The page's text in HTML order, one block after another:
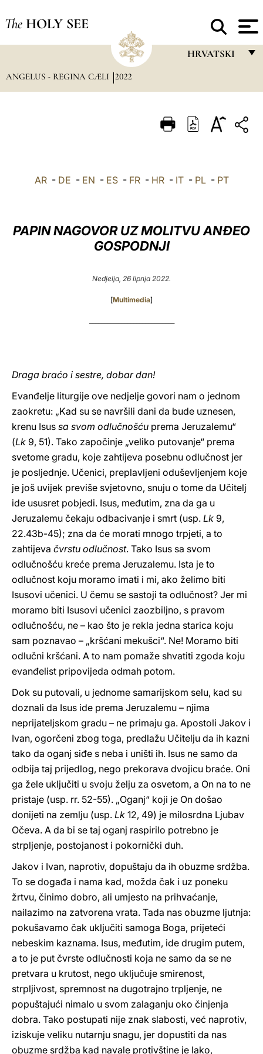
The HOLY SEE
HRVATSKI
ITALIANO
العربيّة
ANGELUS - REGINA CÆLI 2022
AR- DE - EN - ES- FR- HR- IT- PL- PT
PAPIN NAGOVOR UZ MOLITVU ANĐEO
GOSPODNJI
Nedjelja, 26 lipnja 2022.
[Multimedia]
Draga braćo i sestre, dobar dan!
Evanđelje liturgije ove nedjelje govori nam o jednom
zaokretu: „Kad su se navršili dani da bude uznesen,
krenu Isus sa svom odlučnošću prema Jeruzalemu“
(Lk 9, 51). Tako započinje „veliko putovanje“ prema
svetome gradu, koje zahtijeva posebnu odlučnost jer
je posljednje. Učenici, preplavljeni oduševljenjem koje
je još uvijek previše svjetovno, snuju o tome da Učitelj
ide ususret pobjedi. Isus, međutim, zna da ga u
Jeruzalemu čekaju odbacivanje i smrt (usp. Lk 9,
22.43b-45); zna da će morati mnogo trpjeti, a to
zahtijeva čvrstu odlučnost. Tako Isus sa svom
odlučnošću kreće prema Jeruzalemu. Ista je to
odlučnost koju moramo imati i mi, ako želimo biti
Isusovi učenici. U čemu se sastoji ta odlučnost? Jer mi
moramo biti Isusovi učenici zaozbiljno, s pravom
odlučnošću, ne – kao što je rekla jedna starica koju
sam poznavao – „kršćani mekušci“. Ne! Moramo biti
odlučni kršćani. A to nam pomaže shvatiti zgoda koju
evanđelist pripovijeda odmah potom.
Dok su putovali, u jednome samarijskom selu, kad su
doznali da Isus ide prema Jeruzalemu – njima
neprijateljskom gradu – ne primaju ga. Apostoli Jakov i
Ivan, ogorčeni zbog toga, predlažu Učitelju da ih kazni
tako da oganj siđe s neba i uništi ih. Isus ne samo da
odbija taj prijedlog, nego prekorava dvojicu braće. Oni
ga žele uključiti u svoju želju za osvetom, a On na to ne
pristaje (usp. rr. 52-55). „Oganj“ koji je On došao
donijeti na zemlju (usp. Lk 12, 49) je milosrdna Ljubav
Očeva. A da bi se taj oganj raspirilo potrebno je
strpljenje, postojanost i pokornički duh.
Jakov i Ivan, naprotiv, dopuštaju da ih obuzme srdžba.
To se događa i nama kad, možda čak i uz poneku
žrtvu, činimo dobro, ali umjesto na prihvaćanje,
nailazimo na zatvorena vrata. Tada nas obuzme ljutnja:
pokušavamo čak uključiti samoga Boga, prijeteći
nebeskim kaznama. Isus, međutim, ide drugim putem,
a to je put čvrste odlučnosti koja ne samo da se ne
pretvara u krutost, nego uključuje smirenost,
strpljivost, spremnost na dugotrajno trpljenje, ne
popuštajući nimalo u svom zalaganju oko činjenja
dobra. Tako postupati nije znak slabosti, već naprotiv,
iziskuje veliku nutarnju snagu, jer dopustiti da nas
obuzme srdžba kad navale protivštine je lako,